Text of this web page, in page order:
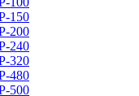
150
200
240
320
480
500